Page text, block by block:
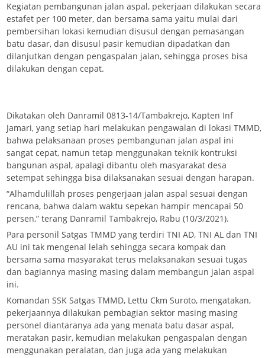
Kegiatan pembangunan jalan aspal, pekerjaan dilakukan secara
estafet per 100 meter, dan bersama sama yaitu mulai dari
pembersihan lokasi kemudian disusul dengan pemasangan
batu dasar, dan disusul pasir kemudian dipadatkan dan
dilanjutkan dengan pengaspalan jalan, sehingga proses bisa
dilakukan dengan cepat.
Dikatakan oleh Danramil 0813-14/Tambakrejo, Kapten Inf
Jamari, yang setiap hari melakukan pengawalan di lokasi TMMD,
bahwa pelaksanaan proses pembangunan jalan aspal ini
sangat cepat, namun tetap menggunakan teknik kontruksi
bangunan aspal, apalagi dibantu oleh masyarakat desa
setempat sehingga bisa dilaksanakan sesuai dengan harapan.
“Alhamdulillah proses pengerjaan jalan aspal sesuai dengan
rencana, bahwa dalam waktu sepekan hampir mencapai 50
persen,” terang Danramil Tambakrejo, Rabu (10/3/2021).
Para personil Satgas TMMD yang terdiri TNI AD, TNI AL dan TNI
AU ini tak mengenal lelah sehingga secara kompak dan
bersama sama masyarakat terus melaksanakan sesuai tugas
dan bagiannya masing masing dalam membangun jalan aspal
ini.
Komandan SSK Satgas TMMD, Lettu Ckm Suroto, mengatakan,
pekerjaannya dilakukan pembagian sektor masing masing
personel diantaranya ada yang menata batu dasar aspal,
meratakan pasir, kemudian melakukan pengaspalan dengan
menggunakan peralatan, dan juga ada yang melakukan